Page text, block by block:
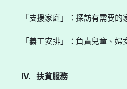
「支援家庭」：探訪有需要
「義工安排」：負責兒童、婦
IV. 扶貧服務